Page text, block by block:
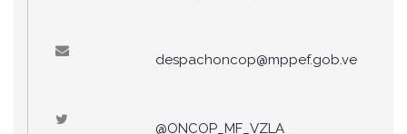
despachoncop@mppef.gob.ve
@ONCOP_MF_VZLA